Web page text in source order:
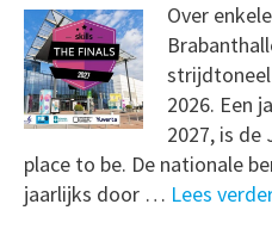
Over
strijdtoneel
2026. Een
2027, is
place to be. De nationale
jaarlijks door … Lees